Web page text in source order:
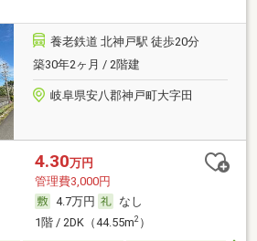
養老鉄道 北神戸駅 徒歩20分
築30年2ヶ月 / 2階建
岐阜県安八郡神戸町大字田
4.30万円
管理費3,000円
4.7万円
なし
1階 / 2DK（44.55m2）